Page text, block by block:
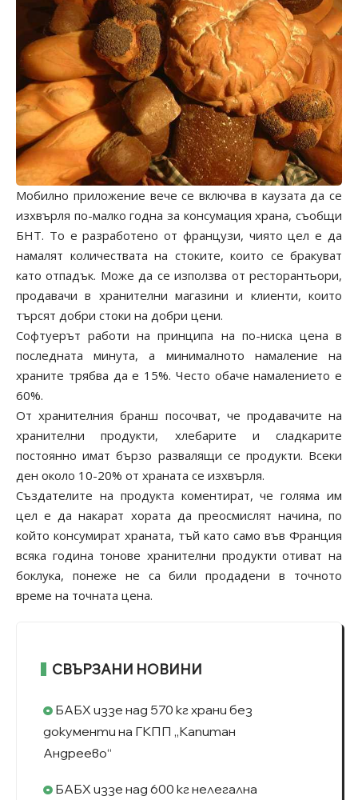
Мобилно приложение вече се включва в каузата да се
изхвърля по-малко годна за консумация храна, съобщи
БНТ. То е разработено от французи, чиято цел е да
намалят количествата на стоките, които се бракуват
като отпадък. Може да се използва от ресторантьори,
продавачи в хранителни магазини и клиенти, които
търсят добри стоки на добри цени.
Софтуерът работи на принципа на по-ниска цена в
последната минута, а минималното намаление на
храните трябва да е 15%. Често обаче намалението е
60%.
От хранителния бранш посочват, че продавачите на
хранителни продукти, хлебарите и сладкарите
постоянно имат бързо развалящи се продукти. Всеки
ден около 10-20% от храната се изхвърля.
Създателите на продукта коментират, че голяма им
цел е да накарат хората да преосмислят начина, по
който консумират храната, тъй като само във Франция
всяка година тонове хранителни продукти отиват на
боклука, понеже не са били продадени в точното
време на точната цена.
СВЪРЗАНИ НОВИНИ
БАБХ иззе над 570 кг храни без
документи на ГКПП „Капитан
Андреево“
БАБХ иззе над 600 кг нелегална